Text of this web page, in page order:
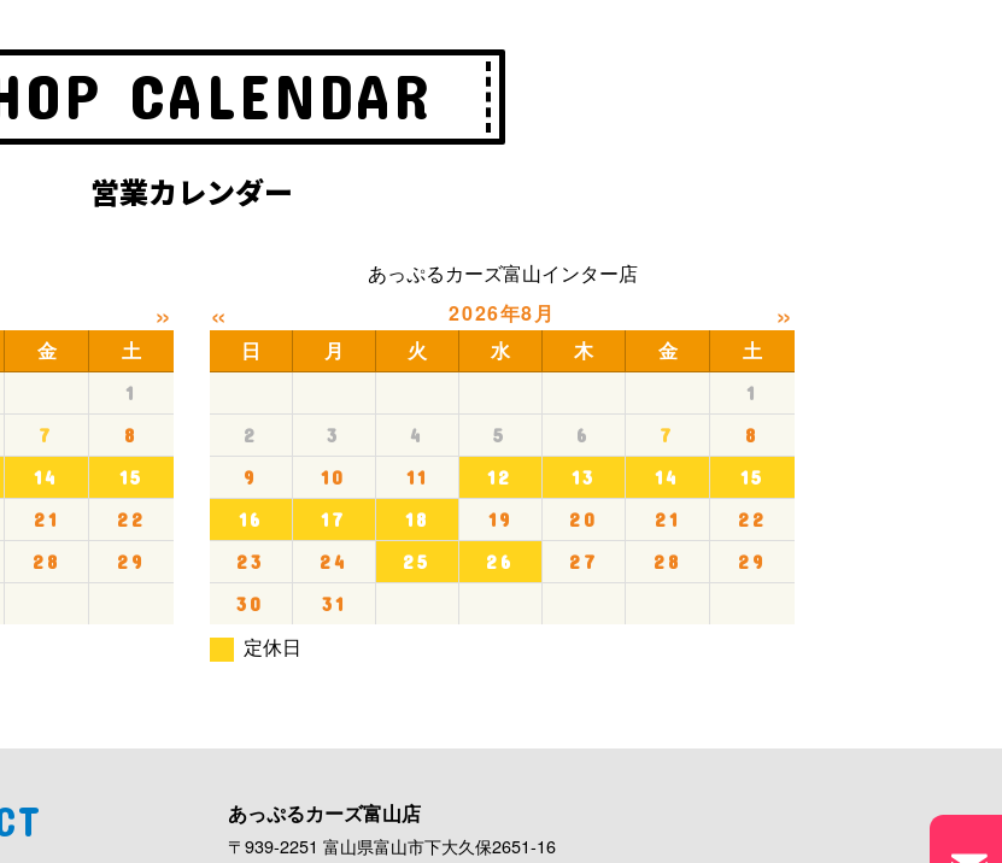
CALENDAR
営業カレンダー
»
金 土
1
7
8
14
15
21
22
28
29
あっぷるカーズ富山インター店
« 2026年8月 »
日 月 火 水 木 金 土
1
2
3 4 5 6 7
8
9
10 11 12 13 14
15
16
17 18 19 20 21
22
23
24 25 26 27 28
29
30
31
定休日
あっぷるカーズ富山店
〒939-2251 富山県富山市下大久保2651-16